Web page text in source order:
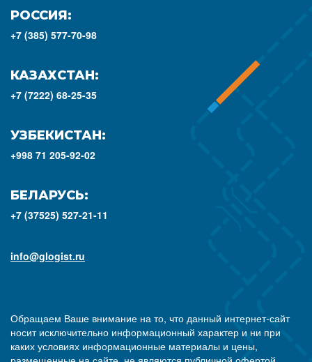
РОССИЯ:
+7 (385) 577-70-98
КАЗАХСТАН:
+7 (7222) 68-25-35
УЗБЕКИСТАН:
+998 71 205-92-02
БЕЛАРУСЬ:
+7 (37525) 527-21-11
info@glogist.ru
Обращаем Ваше внимание на то, что данный интернет-сайт
носит исключительно информационный характер и ни при
каких условиях информационные материалы и цены,